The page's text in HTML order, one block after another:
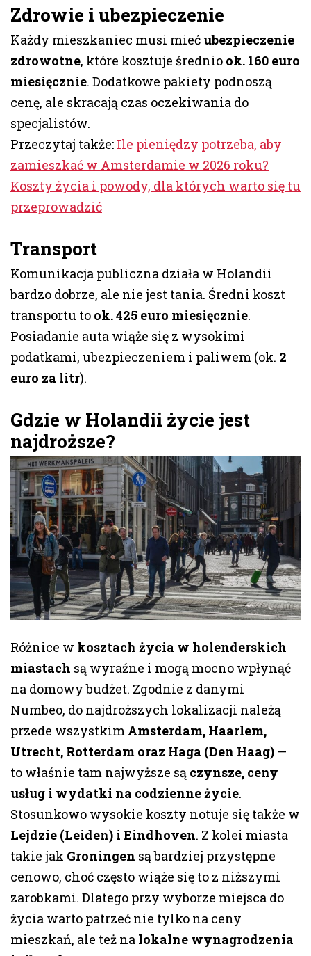
Zdrowie i ubezpieczenie
Każdy mieszkaniec musi mieć ubezpieczenie
zdrowotne, które kosztuje średnio ok. 160 euro
miesięcznie. Dodatkowe pakiety podnoszą
cenę, ale skracają czas oczekiwania do
specjalistów.
Przeczytaj także: Ile pieniędzy potrzeba, aby
zamieszkać w Amsterdamie w 2026 roku?
Koszty życia i powody, dla których warto się tu
przeprowadzić
Transport
Komunikacja publiczna działa w Holandii
bardzo dobrze, ale nie jest tania. Średni koszt
transportu to ok. 425 euro miesięcznie.
Posiadanie auta wiąże się z wysokimi
podatkami, ubezpieczeniem i paliwem (ok. 2
euro za litr).
Gdzie w Holandii życie jest
najdroższe?
Różnice w kosztach życia w holenderskich
miastach są wyraźne i mogą mocno wpłynąć
na domowy budżet. Zgodnie z danymi
Numbeo, do najdroższych lokalizacji należą
przede wszystkim Amsterdam, Haarlem,
Utrecht, Rotterdam oraz Haga (Den Haag) —
to właśnie tam najwyższe są czynsze, ceny
usług i wydatki na codzienne życie.
Stosunkowo wysokie koszty notuje się także w
Lejdzie (Leiden) i Eindhoven. Z kolei miasta
takie jak Groningen są bardziej przystępne
cenowo, choć często wiąże się to z niższymi
zarobkami. Dlatego przy wyborze miejsca do
życia warto patrzeć nie tylko na ceny
mieszkań, ale też na lokalne wynagrodzenia